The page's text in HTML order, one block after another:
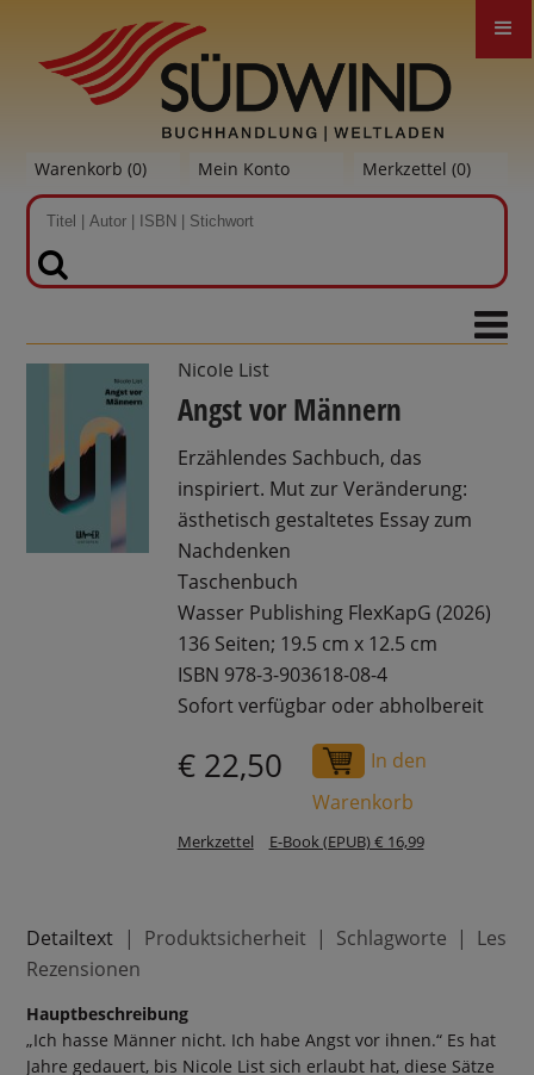
Warenkorb (0) Mein Konto Merkzettel (0)
Nicole List
Angst vor Männern
Erzählendes Sachbuch, das
inspiriert. Mut zur Veränderung:
ästhetisch gestaltetes Essay zum
Nachdenken
Taschenbuch
Wasser Publishing FlexKapG (2026)
136 Seiten; 19.5 cm x 12.5 cm
ISBN 978-3-903618-08-4
Sofort verfügbar oder abholbereit
€ 22,50
In den
Warenkorb
Merkzettel E-Book (EPUB) € 16,99
Detailtext Produktsicherheit Schlagworte
Rezensionen
Hauptbeschreibung
„Ich hasse Männer nicht. Ich habe Angst vor ihnen.“ Es hat
Jahre gedauert, bis Nicole List sich erlaubt hat, diese Sätze